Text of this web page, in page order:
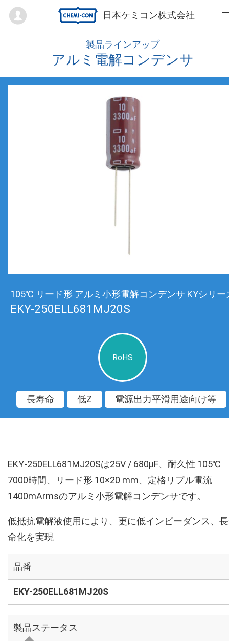
日本ケミコン株式会社
Mypage
製品ラインアップ
アルミ電解コンデンサ
105℃ リード形 アルミ小形電解コンデンサ KYシリー
EKY-250ELL681MJ20S
RoHS
長寿命 低Z 電源出力平滑用途向け等
EKY-250ELL681MJ20Sは25V / 680µF、耐久性 105℃
7000時間、リード形 10×20 mm、定格リプル電流
1400mArmsのアルミ小形電解コンデンサです。
低抵抗電解液使用により、更に低インピーダンス、
命化を実現
品番
EKY-250ELL681MJ20S
製品ステータス